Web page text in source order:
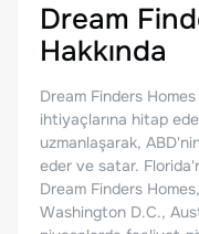
Dream
Hakkında
Dream Finders
ihtiyaçlarına hitap
uzmanlaşarak,
eder ve satar.
Dream Finders
Washington D.C.,